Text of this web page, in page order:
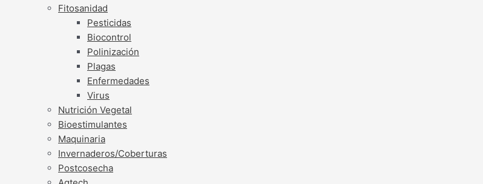
Fitosanidad
Pesticidas
Biocontrol
Polinización
Plagas
Enfermedades
Virus
Nutrición Vegetal
Bioestimulantes
Maquinaria
Invernaderos/Coberturas
Postcosecha